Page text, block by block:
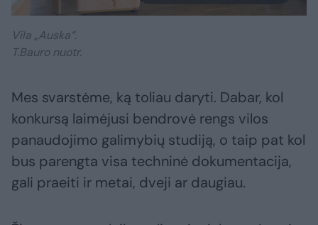
Vila „Auska“.
T.Bauro nuotr.
Mes svarstėme, ką toliau daryti. Dabar, kol
konkursą laimėjusi bendrovė rengs vilos
panaudojimo galimybių studiją, o taip pat kol
bus parengta visa techninė dokumentacija,
gali praeiti ir metai, dveji ar daugiau.